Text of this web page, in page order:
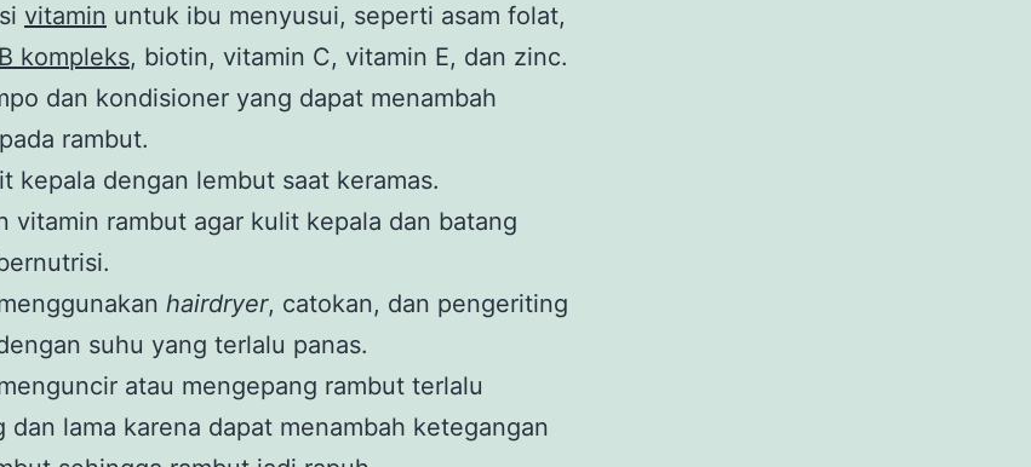
vitamin untuk ibu menyusui, seperti asam folat,
kompleks, biotin, vitamin C, vitamin E, dan zinc.
dan kondisioner yang dapat menambah
rambut.
kepala dengan lembut saat keramas.
vitamin rambut agar kulit kepala dan batang
hairdryer, catokan, dan pengeriting
suhu yang terlalu panas.
atau mengepang rambut terlalu
dan lama karena dapat menambah ketegangan